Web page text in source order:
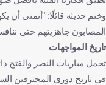
وختم حديثه قائلًا: "أتمنى أن
المصابون جاهزيتهم حتى
تاريخ المواجهات
تحمل مباريات النصر والفتح
في تاريخ دوري المحترفين